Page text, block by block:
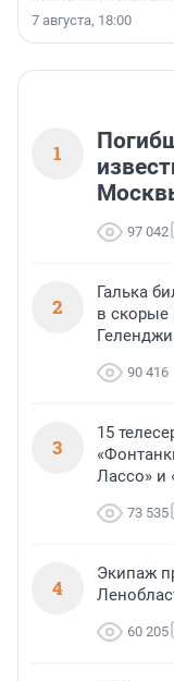
осторожного
7 августа, 18:00
1
97 042
2
Галька
в скорые
90 416
3
15
Лассо» и
73 535
4
Экипаж
60 205